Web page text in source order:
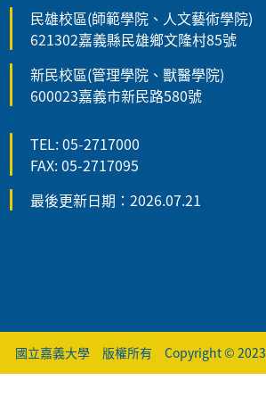
民雄校區(師範學院、人文藝術學院)
621302嘉義縣民雄鄉文隆村85號
新民校區(管理學院、獸醫學院)
600023嘉義市新民路580號
TEL: 05-2717000
FAX: 05-2717095
最後更新日期：2026.07.21
國立嘉義大學 版權所有 Copyright © 2023